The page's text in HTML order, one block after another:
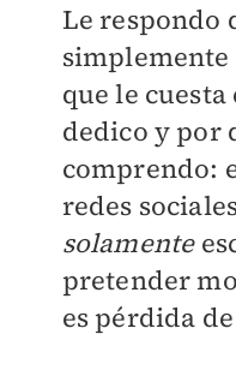
Le respondo
que le
dedico y por
comprendo:
redes
solamente
pretender
es pérdida